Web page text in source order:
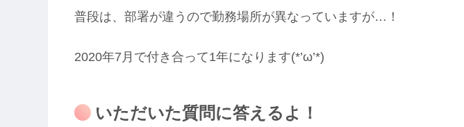
普段は、部署が違うので勤務場所が異なっていますが…！
2020年7月で付き合って1年になります(*’ω’*)
いただいた質問に答えるよ！